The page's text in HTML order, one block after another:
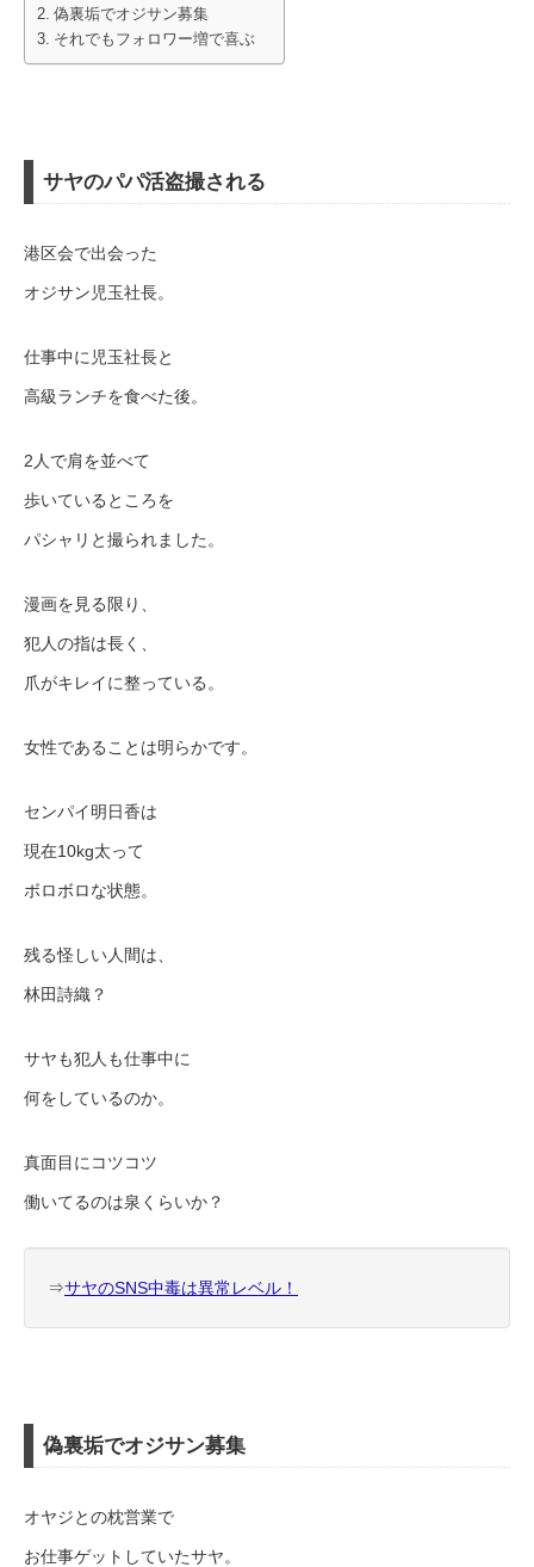
偽裏垢でオジサン募集
それでもフォロワー増で喜ぶ
サヤのパパ活盗撮される
港区会で出会った
オジサン児玉社長。
仕事中に児玉社長と
高級ランチを食べた後。
2人で肩を並べて
歩いているところを
パシャリと撮られました。
漫画を見る限り、
犯人の指は長く、
爪がキレイに整っている。
女性であることは明らかです。
センパイ明日香は
現在10kg太って
ボロボロな状態。
残る怪しい人間は、
林田詩織？
サヤも犯人も仕事中に
何をしているのか。
真面目にコツコツ
働いてるのは泉くらいか？
⇒サヤのSNS中毒は異常レベル！
偽裏垢でオジサン募集
オヤジとの枕営業で
お仕事ゲットしていたサヤ。